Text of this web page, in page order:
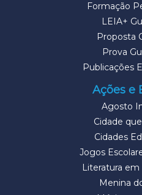
Formação
LEIA+
Proposta
Prova
Publicações
Ações e
Agosto
Cidade
Cidades
Jogos
Literatura
Menina